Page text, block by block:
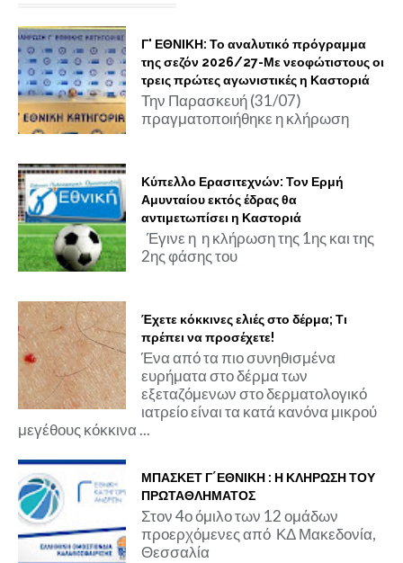
Γ' ΕΘΝΙΚΗ: Το αναλυτικό πρόγραμμα
της σεζόν 2026/27-Με νεοφώτιστους οι
τρεις πρώτες αγωνιστικές η Καστοριά
Την Παρασκευή (31/07)
πραγματοποιήθηκε η κλήρωση
Κύπελλο Ερασιτεχνών: Τον Ερμή
Αμυνταίου εκτός έδρας θα
αντιμετωπίσει η Καστοριά
Έγινε η η κλήρωση της 1ης και της
2ης φάσης του
Έχετε κόκκινες ελιές στο δέρμα; Τι
πρέπει να προσέχετε!
Ένα από τα πιο συνηθισμένα
ευρήματα στο δέρμα των
εξεταζόμενων στο δερματολογικό
ιατρείο είναι τα κατά κανόνα μικρού
μεγέθους κόκκινα ...
ΜΠΑΣΚΕΤ Γ΄ΕΘΝΙΚΗ : Η ΚΛΗΡΩΣΗ ΤΟΥ
ΠΡΩΤΑΘΛΗΜΑΤΟΣ
Στον 4ο όμιλο των 12 ομάδων
προερχόμενες από ΚΔ Μακεδονία,
Θεσσαλία